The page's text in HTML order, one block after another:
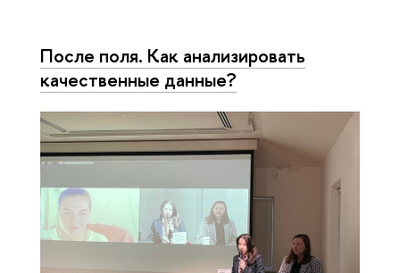
После поля. Как анализировать
качественные данные?